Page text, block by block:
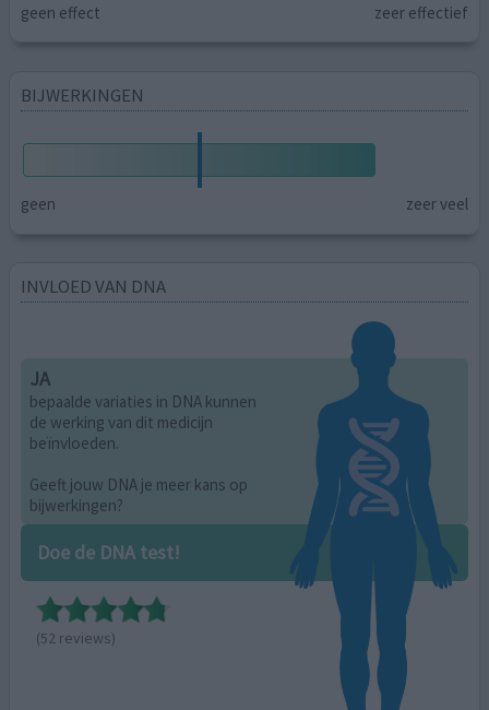
geen effect zeer effectief
BIJWERKINGEN
geen zeer veel
INVLOED VAN DNA
JA
bepaalde variaties in DNA kunnen
de werking van dit medicijn
beïnvloeden.
Geeft jouw DNA je meer kans op
bijwerkingen?
Doe de DNA test!
(52 reviews)